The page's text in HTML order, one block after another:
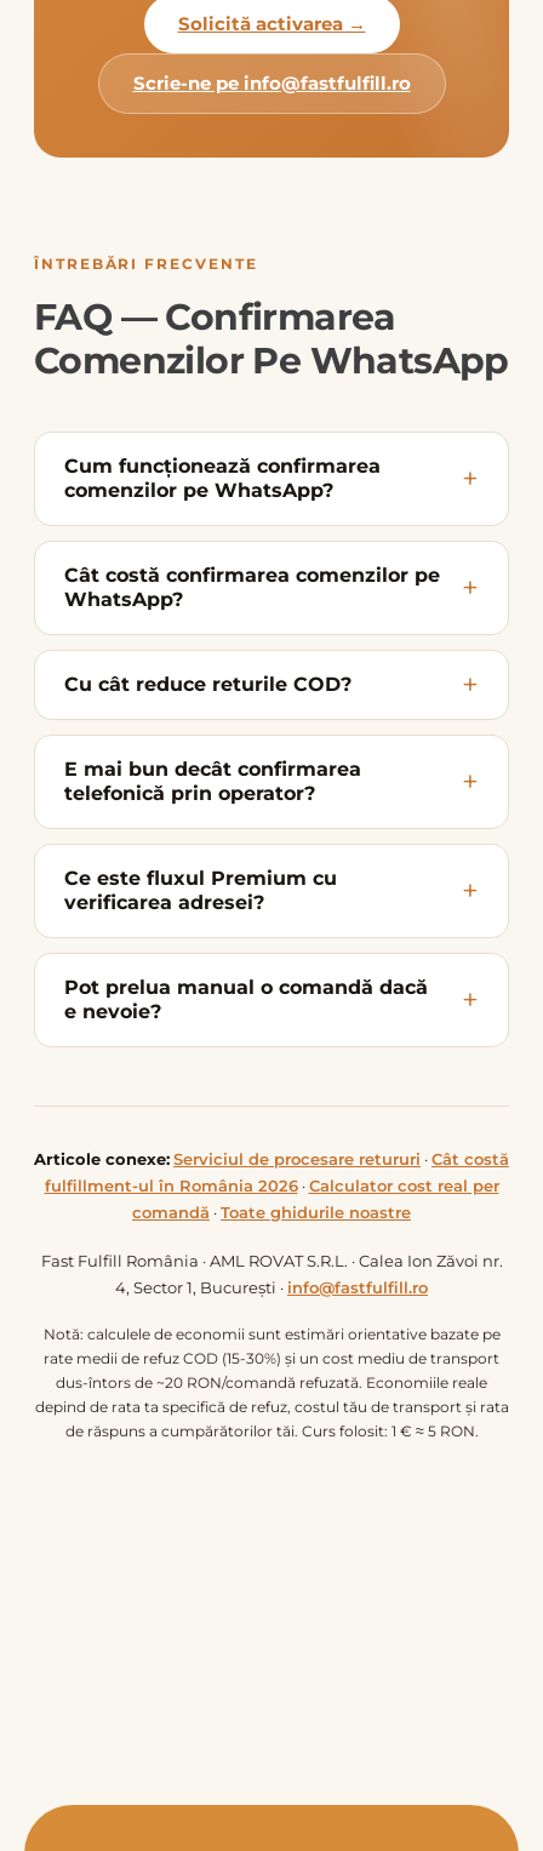
Solicită activarea →
Scrie-ne pe info@fastfulfill.ro
ÎNTREBĂRI FRECVENTE
FAQ — Confirmarea
Comenzilor Pe WhatsApp
Cum funcționează confirmarea
comenzilor pe WhatsApp?
Cât costă confirmarea comenzilor pe
WhatsApp?
Cu cât reduce returile COD?
E mai bun decât confirmarea
telefonică prin operator?
Ce este fluxul Premium cu
verificarea adresei?
Pot prelua manual o comandă dacă
e nevoie?
Articole conexe:Serviciul de procesare retururi ·Cât costă
fulfillment-ul în România 2026·Calculator cost real per
comandă ·Toate ghidurile noastre
Fast Fulfill România · AML ROVAT S.R.L. · Calea Ion Zăvoi nr.
4, Sector 1, București · info@fastfulfill.ro
Notă: calculele de economii sunt estimări orientative bazate pe
rate medii de refuz COD (15-30%) și un cost mediu de transport
dus-întors de ~20 RON/comandă refuzată. Economiile reale
depind de rata ta specifică de refuz, costul tău de transport și rata
de răspuns a cumpărătorilor tăi. Curs folosit: 1 € ≈ 5 RON.